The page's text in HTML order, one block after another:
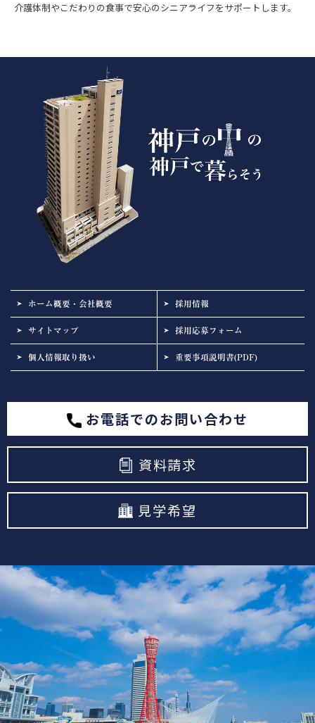
介護体制やこだわりの食事で安心のシニアライフをサポートします。
ホーム概要・会社概要 採用情報
サイトマップ 採用応募フォーム
個人情報取り扱い 重要事項説明書(PDF)
お電話でのお問い合わせ
資料請求
見学希望